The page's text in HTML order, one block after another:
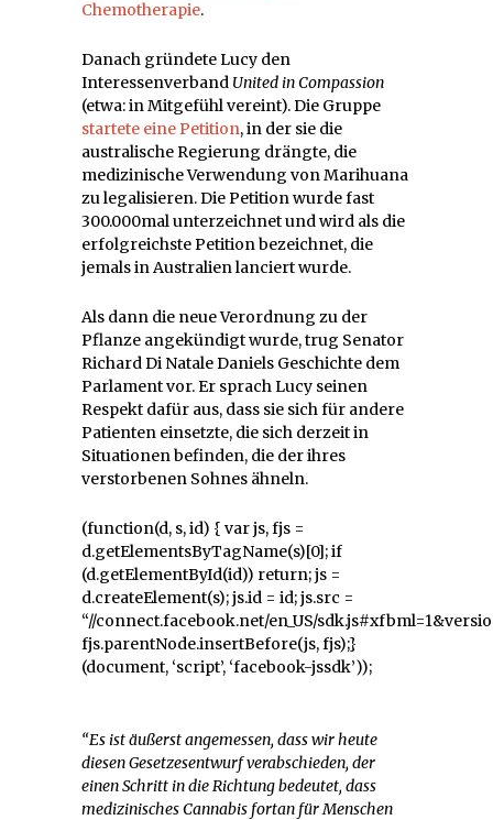
Chemotherapie.
Danach gründete Lucy den
Interessenverband United in Compassion
(etwa: in Mitgefühl vereint). Die Gruppe
startete eine Petition, in der sie die
australische Regierung drängte, die
medizinische Verwendung von Marihuana
zu legalisieren. Die Petition wurde fast
300.000mal unterzeichnet und wird als die
erfolgreichste Petition bezeichnet, die
jemals in Australien lanciert wurde.
Als dann die neue Verordnung zu der
Pflanze angekündigt wurde, trug Senator
Richard Di Natale Daniels Geschichte dem
Parlament vor. Er sprach Lucy seinen
Respekt dafür aus, dass sie sich für andere
Patienten einsetzte, die sich derzeit in
Situationen befinden, die der ihres
verstorbenen Sohnes ähneln.
(function(d, s, id) { var js, fjs =
d.getElementsByTagName(s)[0]; if
(d.getElementById(id)) return; js =
d.createElement(s); js.id = id; js.src =
“//connect.facebook.net/en_US/
fjs.parentNode.insertBefore(js, fjs);}
(document, ‘script’, ‘facebook-jssdk’));
“Es ist äußerst angemessen, dass wir heute
diesen Gesetzesentwurf verabschieden, der
einen Schritt in die Richtung bedeutet, dass
medizinisches Cannabis fortan für Menschen